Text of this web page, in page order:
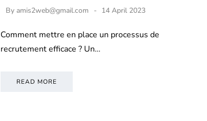
By amis2web@gmail.com 14 April 2023
Comment mettre en place un processus de
recrutement efficace ? Un…
READ MORE